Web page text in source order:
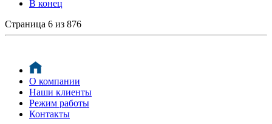
В конец
Страница 6 из 876
О компании
Наши клиенты
Режим работы
Контакты